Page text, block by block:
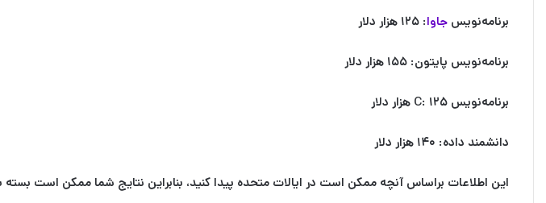
برنامه‌نویس جاوا: ۱۲۵ هزار دلار
برنامه‌نویس پایتون: ۱۵۵ هزار دلار
برنامه‌نویس C: ۱۲۵ هزار دلار
دانشمند داده: ۱۴۰ هزار دلار
این اطلاعات براساس آنچه ممکن است در ایالات متحده پیدا کنید، بنابراین نتایج شما ممکن است